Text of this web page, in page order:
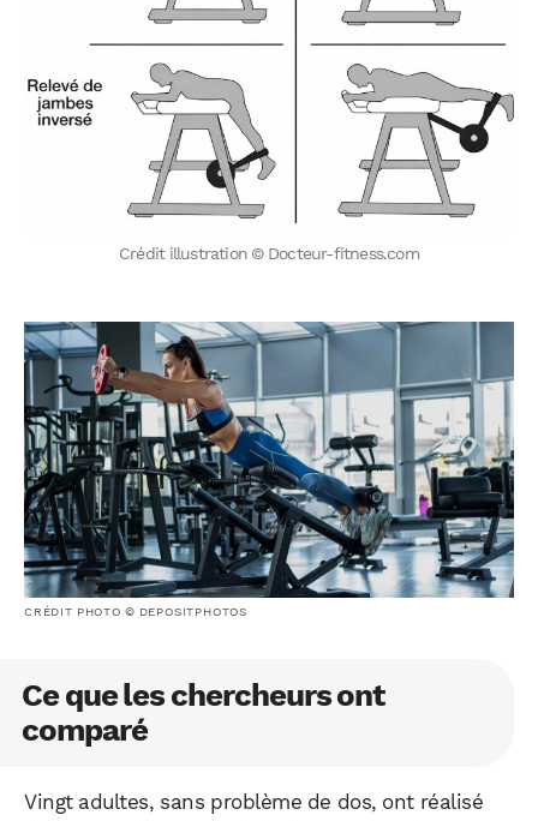
Crédit illustration © Docteur-fitness.com
CRÉDIT PHOTO © DEPOSITPHOTOS
Ce que les chercheurs ont
comparé
Vingt adultes, sans problème de dos, ont réalisé